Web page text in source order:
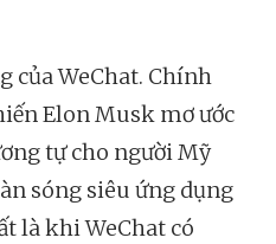
của WeChat. Chính
Elon Musk mơ ước
tự cho người Mỹ
sóng siêu ứng dụng
là khi WeChat có